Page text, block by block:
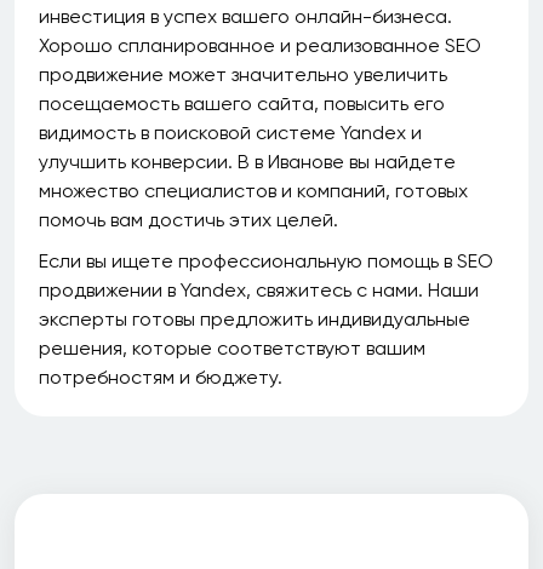
инвестиция в успех вашего онлайн-бизнеса.
Хорошо спланированное и реализованное SEO
продвижение может значительно увеличить
посещаемость вашего сайта, повысить его
видимость в поисковой системе Yandex и
улучшить конверсии. В в Иванове вы найдете
множество специалистов и компаний, готовых
помочь вам достичь этих целей.
Если вы ищете профессиональную помощь в SEO
продвижении в Yandex, свяжитесь с нами. Наши
эксперты готовы предложить индивидуальные
решения, которые соответствуют вашим
потребностям и бюджету.